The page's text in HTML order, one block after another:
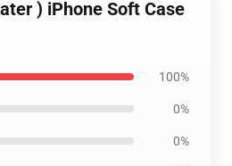
) iPhone Soft Case
100%
0%
0%